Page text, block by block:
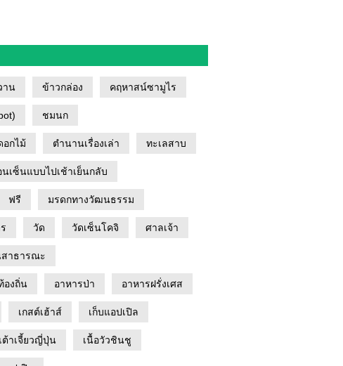
าน ข้าวกล่อง คฤหาสน์ซามูไร
ชมนก
อกไม้ ตำนานเรื่องเล่า ทะเลสาบ
นเซ็นแบบไปเช้าเย็นกลับ
ฟรี มรดกทางวัฒนธรรม
วัด วัดเซ็นโคจิ ศาลเจ้า
าธารณะ
องถิ่น อาหารป่า อาหารฝรั่งเศส
เกสต์เฮ้าส์ เก็บแอปเปิล
เต้าเจี้ยวญี่ปุ่น เนื้อวัวชินชู